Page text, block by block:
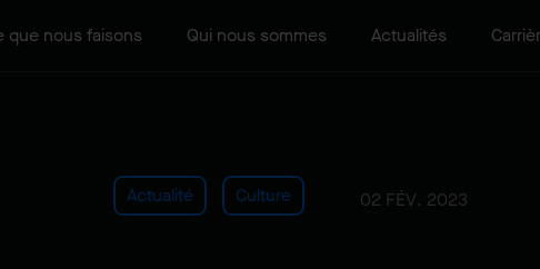
que nous faisons Qui nous sommes Actualités
Actualité Culture 02 FÉV. 2023